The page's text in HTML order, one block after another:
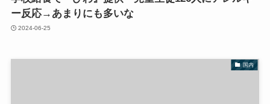
ー反応→あまりにも多いな
2024-06-25
国内